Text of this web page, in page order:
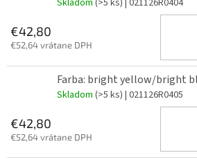
Skladom (>5 ks) | 021126R0404
€42,80
€52,64 vrátane DPH
Farba: bright yellow/bright
Skladom (>5 ks) | 021126R0405
€42,80
€52,64 vrátane DPH